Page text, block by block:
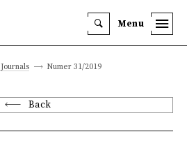
Menu
Journals Numer 31/2019
Back